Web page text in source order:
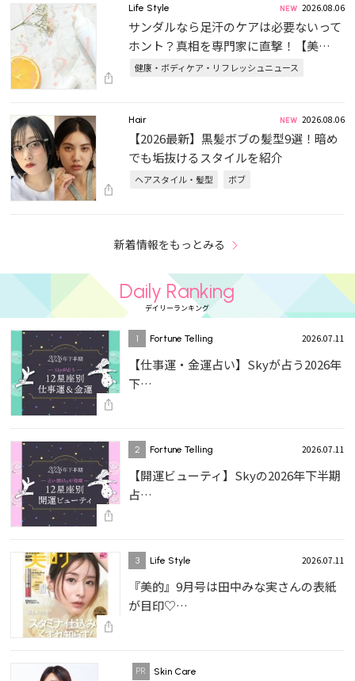
Life Style 2026.08.06
サンダルなら足汗のケアは必要ないって
ホント？真相を専門家に直撃！【美…
健康・ボディケア・リフレッシュニュース
Hair 2026.08.06
【2026最新】黒髪ボブの髪型9選！暗め
でも垢抜けるスタイルを紹介
ヘアスタイル・髪型 ボブ
新着情報をもっとみる
Daily Ranking
デイリーランキング
1 Fortune Telling 2026.07.11
【仕事運・金運占い】Skyが占う2026年
下…
2 Fortune Telling 2026.07.11
【開運ビューティ】Skyの2026年下半期
占…
3 Life Style 2026.07.11
『美的』9月号は田中みな実さんの表紙
が目印♡…
Skin Care